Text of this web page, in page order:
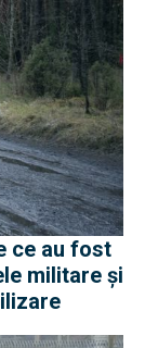
ce au fost
militare și